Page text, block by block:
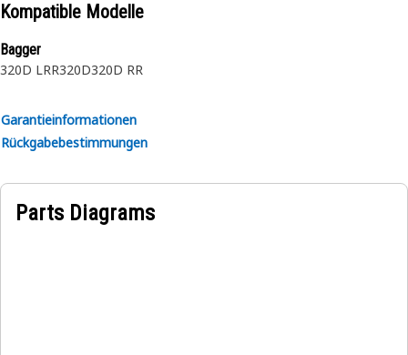
Kompatible Modelle
Bagger
320D LRR320D320D RR
Garantieinformationen
Rückgabebestimmungen
Parts Diagrams